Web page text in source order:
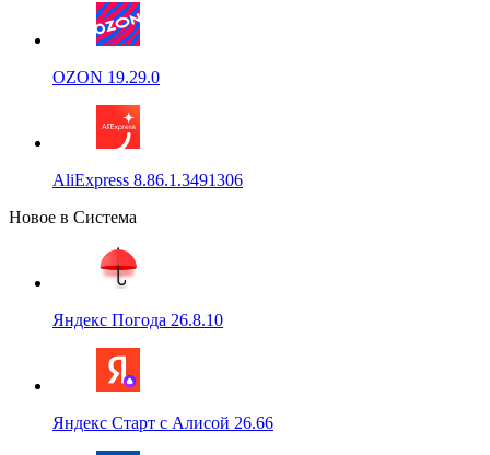
OZON 19.29.0
AliExpress 8.86.1.3491306
Новое в Система
Яндекс Погода 26.8.10
Яндекс Старт с Алисой 26.66